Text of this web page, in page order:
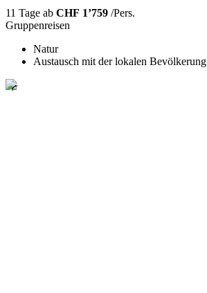
11 Tage ab CHF 1’759 /Pers.
Gruppenreisen
Natur
Austausch mit der lokalen Bevölkerung